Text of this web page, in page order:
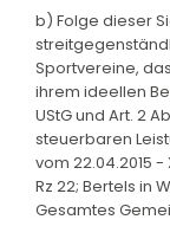
b) Folge dieser
Sportvereine,
ihrem ideellen
UStG und Art. 2
steuerbaren
vom 22.04.2015 -
Rz 22; Bertels in
Gesamtes